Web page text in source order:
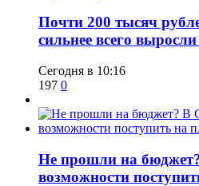
​Почти 200 тысяч
сильнее всего
Сегодня в 10:16
197 0
Не прошли на
возможности